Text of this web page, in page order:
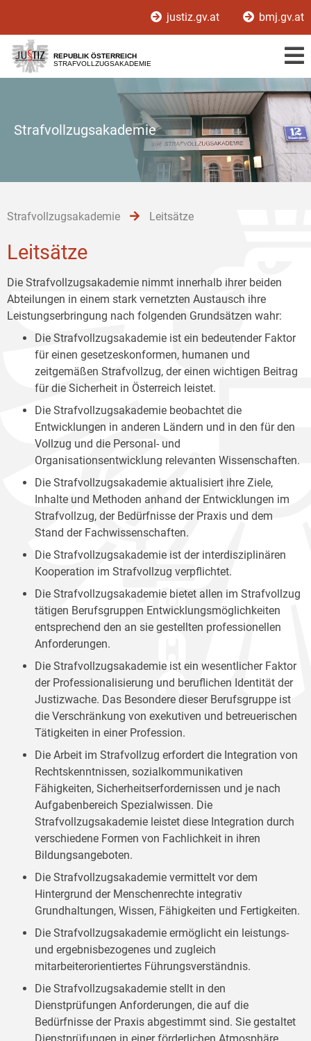
[1]
[2]
[3]
justiz.gv.at bmj.gv.at
REPUBLIK ÖSTERREICH
STRAFVOLLZUGSAKADEMIE
Strafvollzugsakademie
Strafvollzugsakademie Leitsätze
Leitsätze
Die Strafvollzugsakademie nimmt innerhalb ihrer beiden
Abteilungen in einem stark vernetzten Austausch ihre
Leistungserbringung nach folgenden Grundsätzen wahr:
Die Strafvollzugsakademie ist ein bedeutender Faktor
für einen gesetzeskonformen, humanen und
zeitgemäßen Strafvollzug, der einen wichtigen Beitrag
für die Sicherheit in Österreich leistet.
Die Strafvollzugsakademie beobachtet die
Entwicklungen in anderen Ländern und in den für den
Vollzug und die Personal- und
Organisationsentwicklung relevanten Wissenschaften.
Die Strafvollzugsakademie aktualisiert ihre Ziele,
Inhalte und Methoden anhand der Entwicklungen im
Strafvollzug, der Bedürfnisse der Praxis und dem
Stand der Fachwissenschaften.
Die Strafvollzugsakademie ist der interdisziplinären
Kooperation im Strafvollzug verpflichtet.
Die Strafvollzugsakademie bietet allen im Strafvollzug
tätigen Berufsgruppen Entwicklungsmöglichkeiten
entsprechend den an sie gestellten professionellen
Anforderungen.
Die Strafvollzugsakademie ist ein wesentlicher Faktor
der Professionalisierung und beruflichen Identität der
Justizwache. Das Besondere dieser Berufsgruppe ist
die Verschränkung von exekutiven und betreuerischen
Tätigkeiten in einer Profession.
Die Arbeit im Strafvollzug erfordert die Integration von
Rechtskenntnissen, sozialkommunikativen
Fähigkeiten, Sicherheitserfordernissen und je nach
Aufgabenbereich Spezialwissen. Die
Strafvollzugsakademie leistet diese Integration durch
verschiedene Formen von Fachlichkeit in ihren
Bildungsangeboten.
Die Strafvollzugsakademie vermittelt vor dem
Hintergrund der Menschenrechte integrativ
Grundhaltungen, Wissen, Fähigkeiten und Fertigkeiten.
Die Strafvollzugsakademie ermöglicht ein leistungs-
und ergebnisbezogenes und zugleich
mitarbeiterorientiertes Führungsverständnis.
Die Strafvollzugsakademie stellt in den
Dienstprüfungen Anforderungen, die auf die
Bedürfnisse der Praxis abgestimmt sind. Sie gestaltet